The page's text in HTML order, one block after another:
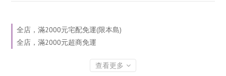
全店，滿2000元宅配免運(限本島)
全店，滿2000元超商免運
查看更多